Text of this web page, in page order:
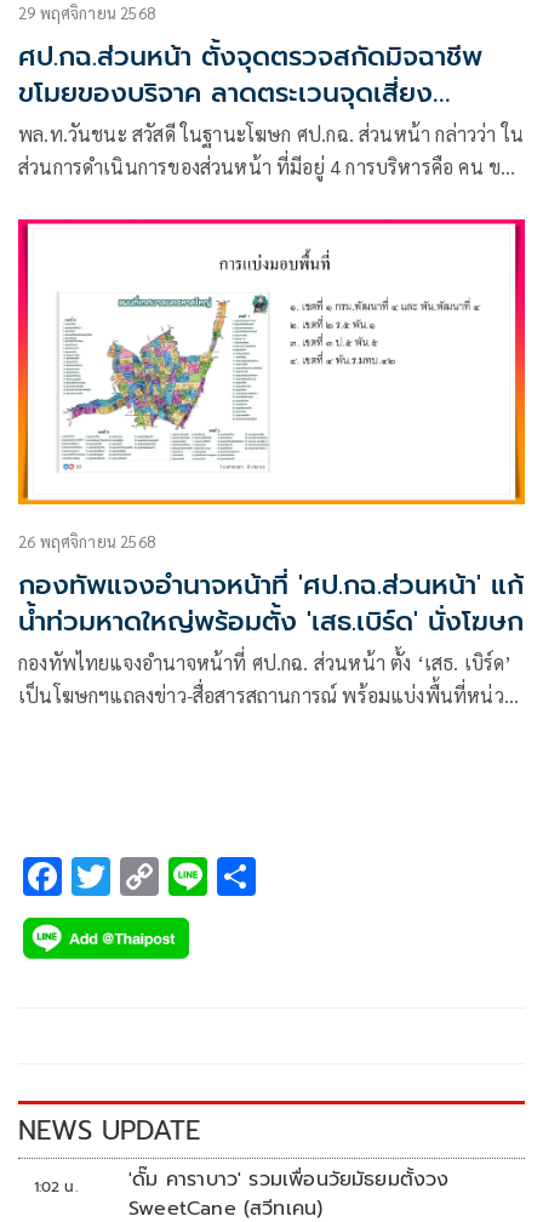
29 พฤศจิกายน 2568
ศป.กฉ.ส่วนหน้า ตั้งจุดตรวจสกัดมิจฉาชีพ
ขโมยของบริจาค ลาดตระเวนจุดเสี่ยง
อาชญากรรม
พล.ท.วันชนะ​ สวัสดี ในฐานะโฆษก ศป.กฉ. ส่วนหน้า กล่าวว่า​ ใน
ส่วนการดำเนินการของส่วนหน้า ที่มีอยู่ 4 การบริหารคือ​ คน ของ​
เฟสการฟื้นฟู ซึ่งขณะนี้น้ำ ไฟ และสัญญาณโทรศัพท์​เข้าถึง​
85%
26 พฤศจิกายน 2568
กองทัพแจงอำนาจหน้าที่ 'ศป.กฉ.ส่วนหน้า' แก้
น้ำท่วมหาดใหญ่พร้อมตั้ง 'เสธ.เบิร์ด' นั่งโฆษก
กองทัพไทยแจงอำนาจหน้าที่ ศป.กฉ. ส่วนหน้า ตั้ง ‘เสธ. เบิร์ด’
เป็นโฆษกฯแถลงข่าว-สื่อสารสถานการณ์ พร้อมแบ่งพื้นที่หน่วย
F
ac
e
k
T
wi
tt
C
o
p
k
Li
NEWS UPDATE
1:02 น.
'ดั๊ม คาราบาว' รวมเพื่อนวัยมัธยมตั้งวง
SweetCane (สวีทเคน)